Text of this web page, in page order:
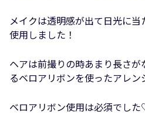
メイクは透明感が出て日光に
使用しました！
ヘアは前撮りの時あまり長さ
るベロアリボンを使ったアレン
ベロアリボン使用は必須でし